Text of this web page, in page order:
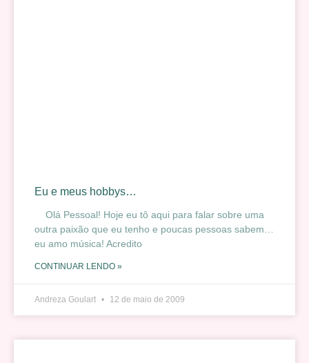
Eu e meus hobbys…
Olá Pessoal! Hoje eu tô aqui para falar sobre uma
outra paixão que eu tenho e poucas pessoas sabem…
eu amo música! Acredito
CONTINUAR LENDO »
Andreza Goulart 12 de maio de 2009